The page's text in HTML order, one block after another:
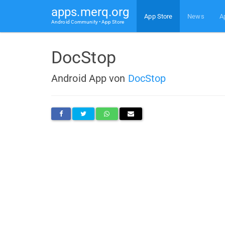
apps.merq.org
Android Community • App Store
App Store News
DocStop
Android App von DocStop